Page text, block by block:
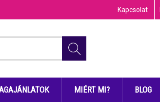
Kapcsolat
MIÉRT MI? BLOG